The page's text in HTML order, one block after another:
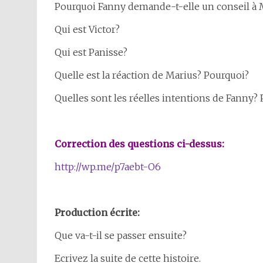
Pourquoi Fanny demande-t-elle un conseil à
Qui est Victor?
Qui est Panisse?
Quelle est la réaction de Marius? Pourquoi?
Quelles sont les réelles intentions de Fanny?
Correction des questions ci-dessus:
http://wp.me/p7aebt-O6
Production écrite:
Que va-t-il se passer ensuite?
Ecrivez la suite de cette histoire.